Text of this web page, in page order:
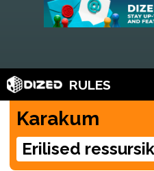
RULES
Karakum
Erilised